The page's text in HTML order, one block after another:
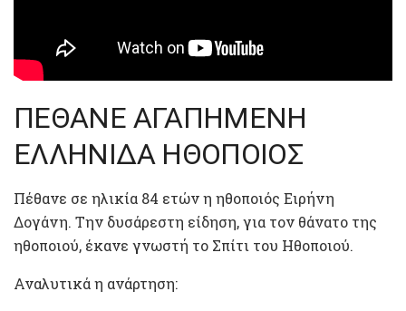
ΠΕΘΑΝΕ ΑΓΑΠΗΜΕΝΗ
ΕΛΛΗΝΙΔΑ ΗΘΟΠΟΙΟΣ
Πέθανε σε ηλικία 84 ετών η ηθοποιός Ειρήνη
Δογάνη. Την δυσάρεστη είδηση, για τον θάνατο της
ηθοποιού, έκανε γνωστή το Σπίτι του Ηθοποιού.
Αναλυτικά η ανάρτηση: